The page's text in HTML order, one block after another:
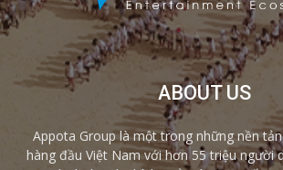
ABOUT US
Appota Group là một trong những nền
hàng đầu Việt Nam với hơn 55 triệu người